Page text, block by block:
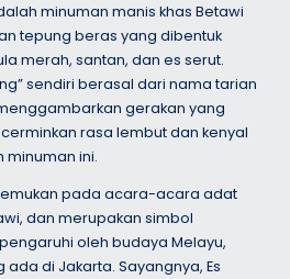
minuman manis khas Betawi
tepung beras yang dibentuk
merah, santan, dan es serut.
sendiri berasal dari nama tarian
gerakan yang
rasa lembut dan kenyal
ini.
pada acara-acara adat
dan merupakan simbol
oleh budaya Melayu,
di Jakarta. Sayangnya, Es